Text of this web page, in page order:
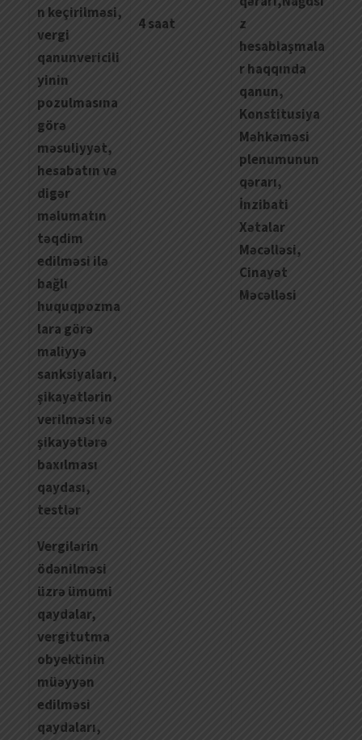
n keçirilməsi,
vergi
qanunvericili
yinin
pozulmasına
görə
məsuliyyət,
hesabatın və
digər
məlumatın
təqdim
edilməsi ilə
bağlı
huquqpozma
lara görə
maliyyə
sanksiyaları,
şikayətlərin
verilməsi və
şikayətlərə
baxılması
qaydası,
testlər
4 saat
z
hesablaşmala
r haqqında
qanun,
Konstitusiya
Məhkəməsi
plenumunun
qərarı,
İnzibati
Xətalar
Məcəlləsi,
Cinayət
Məcəlləsi
Vergilərin
ödənilməsi
üzrə ümumi
qaydalar,
vergitutma
obyektinin
müəyyən
edilməsi
qaydaları,